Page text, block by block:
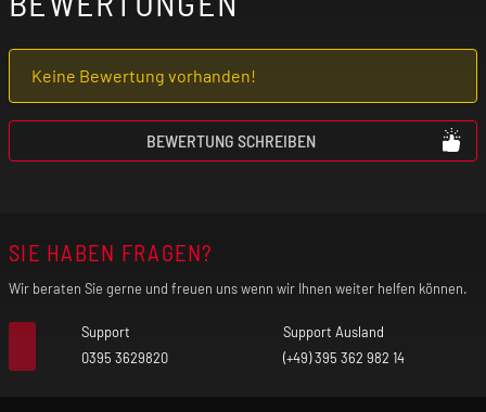
Leistungsbereich: 5 - 30 W
Zugautomatik
Akkukapazität: 1500 mAh
Ladespannung: 5 V
Keine Bewertung vorhanden!
BEWERTUNG SCHREIBEN
SIE HABEN FRAGEN?
Wir beraten Sie gerne und freuen uns wenn wir Ihnen weiter helfen können.
Support
0395 3629820
Support Ausland
(+49) 395 362 982 14